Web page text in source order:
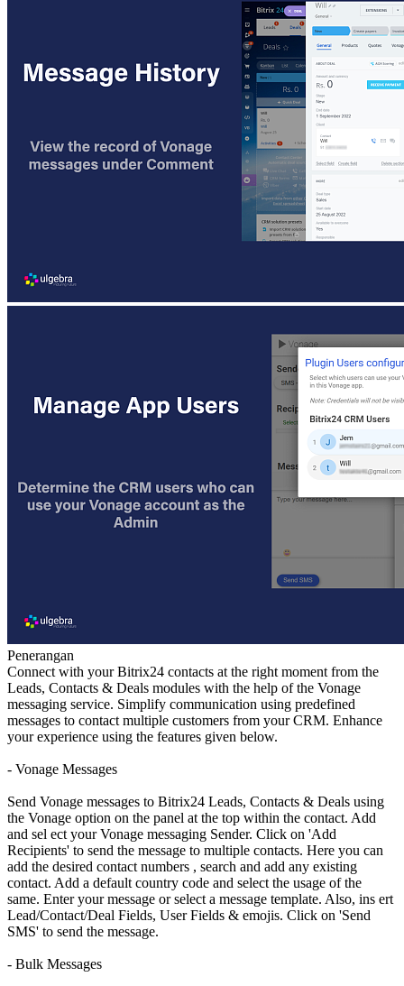
Penerangan
Connect with your Bitrix24 contacts at the right moment from the
Leads, Contacts & Deals modules with the help of the Vonage
messaging service. Simplify communication using predefined
messages to contact multiple customers from your CRM. Enhance
your experience using the features given below.
- Vonage Messages
Send Vonage messages to Bitrix24 Leads, Contacts & Deals using
the Vonage option on the panel at the top within the contact. Add
and sel ect your Vonage messaging Sender. Click on 'Add
Recipients' to send the message to multiple contacts. Here you can
add the desired contact numbers , search and add any existing
contact. Add a default country code and select the usage of the
same. Enter your message or select a message template. Also, ins ert
Lead/Contact/Deal Fields, User Fields & emojis. Click on 'Send
SMS' to send the message.
- Bulk Messages